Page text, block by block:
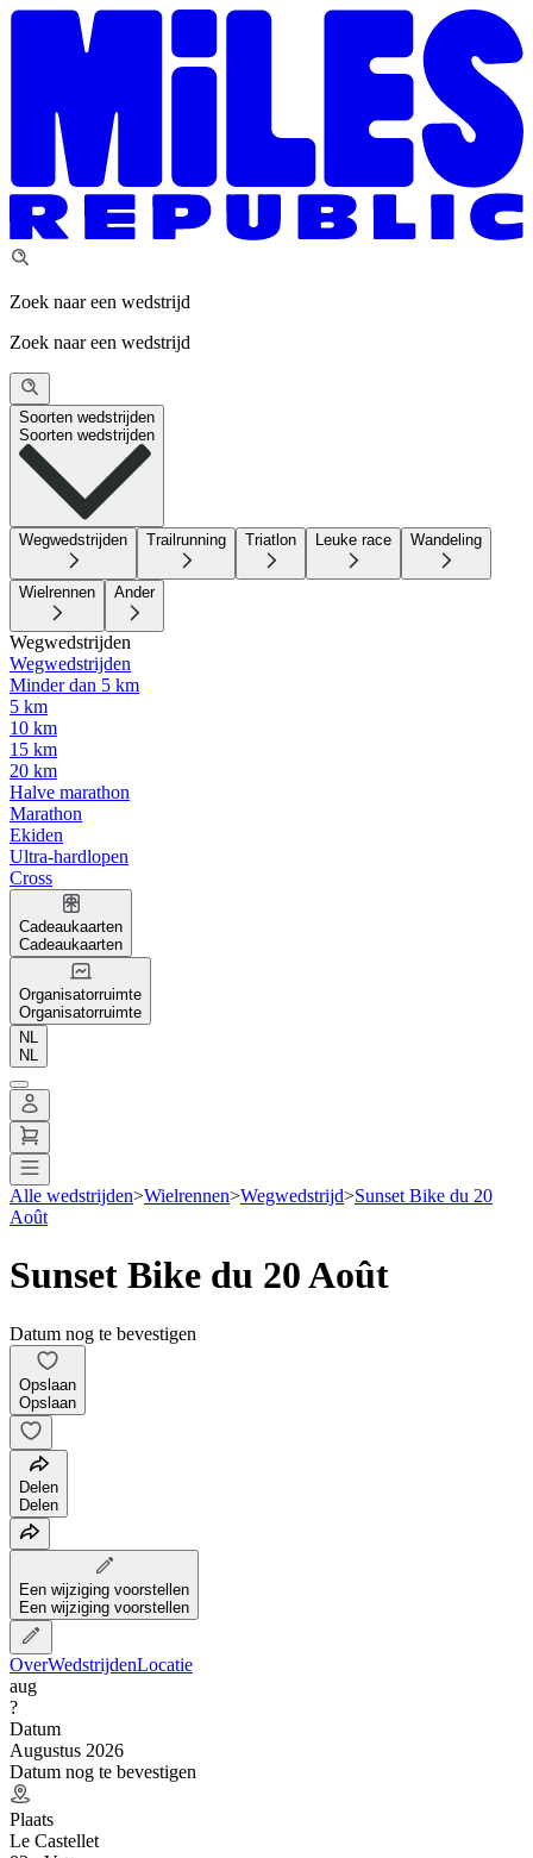
Zoek naar een wedstrijd
Zoek naar een wedstrijd
Soorten wedstrijden
Soorten wedstrijden
Wegwedstrijden Trailrunning Triatlon Leuke race Wandeling
Wielrennen Ander
Wegwedstrijden
Wegwedstrijden
Minder dan 5 km
5 km
10 km
15 km
20 km
Halve marathon
Marathon
Ekiden
Ultra-hardlopen
Cross
Cadeaukaarten
Cadeaukaarten
Organisatorruimte
Organisatorruimte
NL
NL
Alle wedstrijden>Wielrennen>Wegwedstrijd>Sunset Bike du 20
Août
Sunset Bike du 20 Août
Datum nog te bevestigen
Opslaan
Opslaan
Delen
Delen
Een wijziging voorstellen
Een wijziging voorstellen
OverWedstrijdenLocatie
aug
?
Datum
Augustus 2026
Datum nog te bevestigen
Plaats
Le Castellet